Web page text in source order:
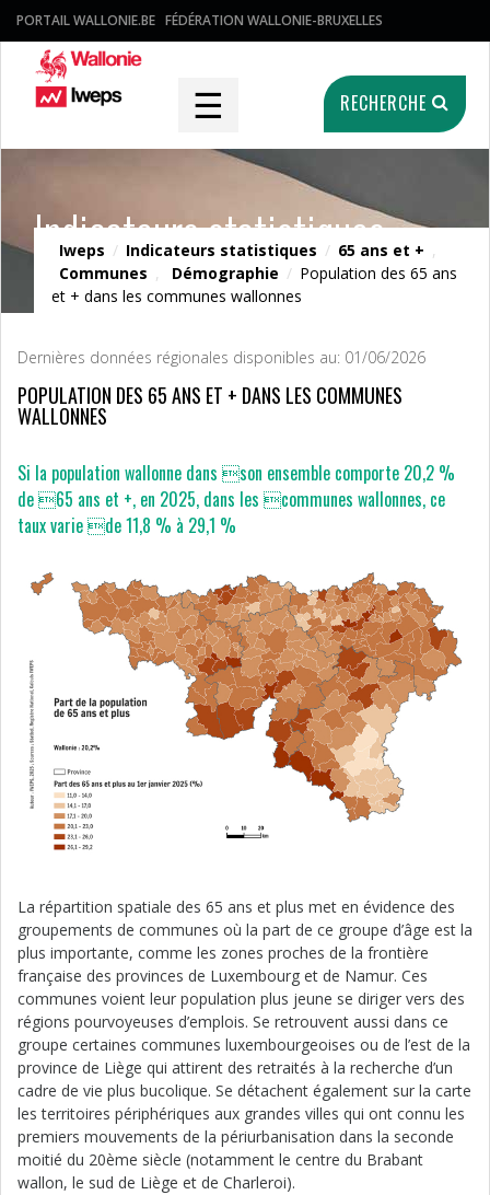
PORTAIL WALLONIE.BE FÉDÉRATION WALLONIE-BRUXELLES
☰ RECHERCHE
Indicateurs statistiques
Iweps / Indicateurs statistiques / 65 ans et + ,
Communes , Démographie / Population des 65 ans
et + dans les communes wallonnes
Dernières données régionales disponibles au: 01/06/2026
POPULATION DES 65 ANS ET + DANS LES COMMUNES
WALLONNES
Si la population wallonne dans son ensemble comporte 20,2 %
de 65 ans et +, en 2025, dans les communes wallonnes, ce
taux varie de 11,8 % à 29,1 %
La répartition spatiale des 65 ans et plus met en évidence des
groupements de communes où la part de ce groupe d’âge est la
plus importante, comme les zones proches de la frontière
française des provinces de Luxembourg et de Namur. Ces
communes voient leur population plus jeune se diriger vers des
régions pourvoyeuses d’emplois. Se retrouvent aussi dans ce
groupe certaines communes luxembourgeoises ou de l’est de la
province de Liège qui attirent des retraités à la recherche d’un
cadre de vie plus bucolique. Se détachent également sur la carte
les territoires périphériques aux grandes villes qui ont connu les
premiers mouvements de la périurbanisation dans la seconde
moitié du 20ème siècle (notamment le centre du Brabant
wallon, le sud de Liège et de Charleroi).